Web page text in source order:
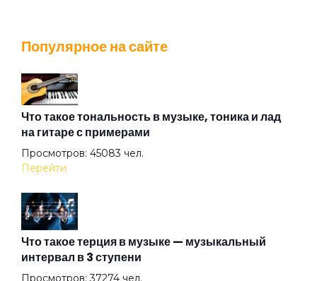
Вот же это слово
Вот и тень моя...
Вот и я не иду до конца
Вплети меня в свое кружево
Популярное на сайте
Что такое тональность в музыке, тоника и лад
на гитаре с примерами
Просмотров: 45083 чел.
Перейти
Что такое терция в музыке — музыкальный
интервал в 3 ступени